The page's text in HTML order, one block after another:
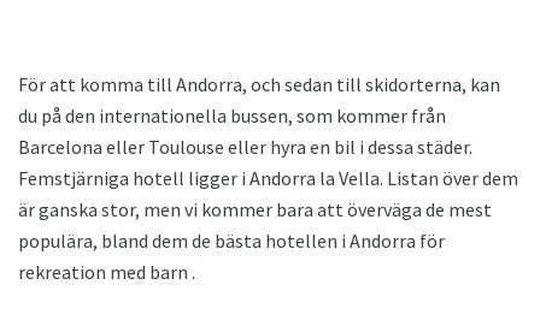
För att komma till Andorra, och sedan till skidorterna, kan
du på den internationella bussen, som kommer från
Barcelona eller Toulouse eller hyra en bil i dessa städer.
Femstjärniga hotell ligger i Andorra la Vella. Listan över dem
är ganska stor, men vi kommer bara att överväga de mest
populära, bland dem de bästa hotellen i Andorra för
rekreation med barn .